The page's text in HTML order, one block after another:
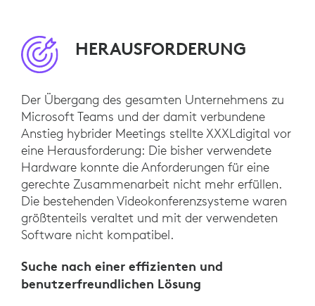
HERAUSFORDERUNG
Der Übergang des gesamten Unternehmens zu
Microsoft Teams und der damit verbundene
Anstieg hybrider Meetings stellte XXXLdigital vor
eine Herausforderung: Die bisher verwendete
Hardware konnte die Anforderungen für eine
gerechte Zusammenarbeit nicht mehr erfüllen.
Die bestehenden Videokonferenzsysteme waren
größtenteils veraltet und mit der verwendeten
Software nicht kompatibel.
Suche nach einer effizienten und
benutzerfreundlichen Lösung